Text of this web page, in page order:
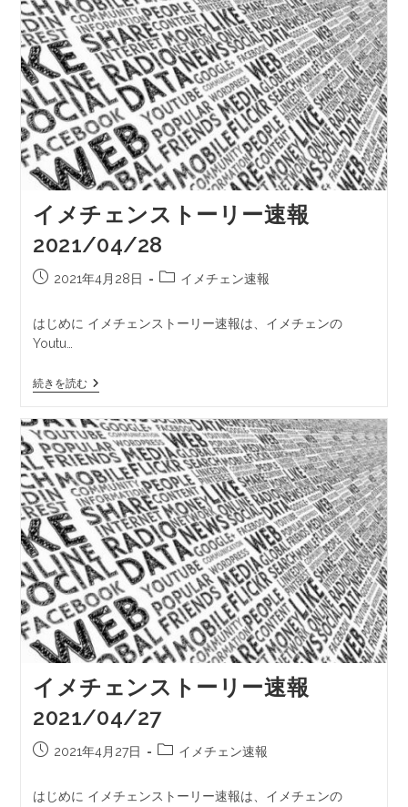
イメチェンストーリー速報
2021/04/28
2021年4月28日 イメチェン速報
はじめに イメチェンストーリー速報は、イメチェンの
Youtu…
続きを読む
イメチェンストーリー速報
2021/04/27
2021年4月27日 イメチェン速報
はじめに イメチェンストーリー速報は、イメチェンの